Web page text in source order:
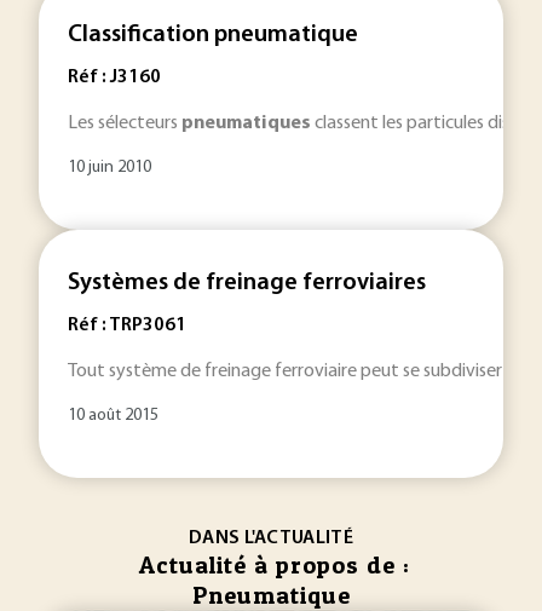
Classification pneumatique
Réf : J3160
Les sélecteurs pneumatiques classent les particules
10 juin 2010
Systèmes de freinage ferroviaires
Réf : TRP3061
Tout système de freinage ferroviaire peut se subdiviser
10 août 2015
DANS L'ACTUALITÉ
Actualité à propos de :
Pneumatique